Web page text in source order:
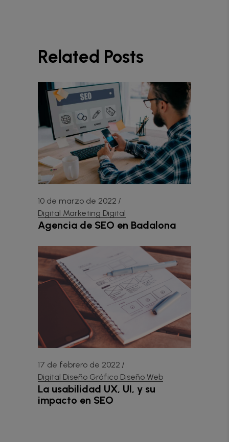
Related Posts
10 de marzo de 2022
Digital Marketing Digital
Agencia de SEO en Badalona
17 de febrero de 2022
Digital Diseño Gráfico Diseño Web
La usabilidad UX, UI, y su
impacto en SEO